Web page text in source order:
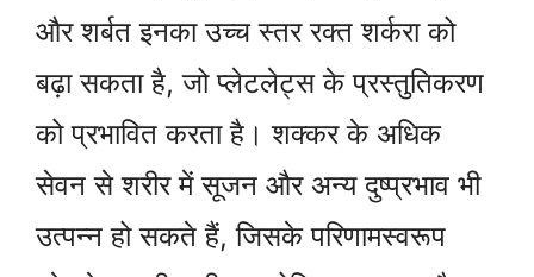
और शर्बत इनका उच्च स्तर रक्त शर्करा को
बढ़ा सकता है, जो प्लेटलेट्स के प्रस्तुतिकरण
को प्रभावित करता है। शक्कर के अधिक
सेवन से शरीर में सूजन और अन्य दुष्प्रभाव भी
उत्पन्न हो सकते हैं, जिसके परिणामस्वरूप